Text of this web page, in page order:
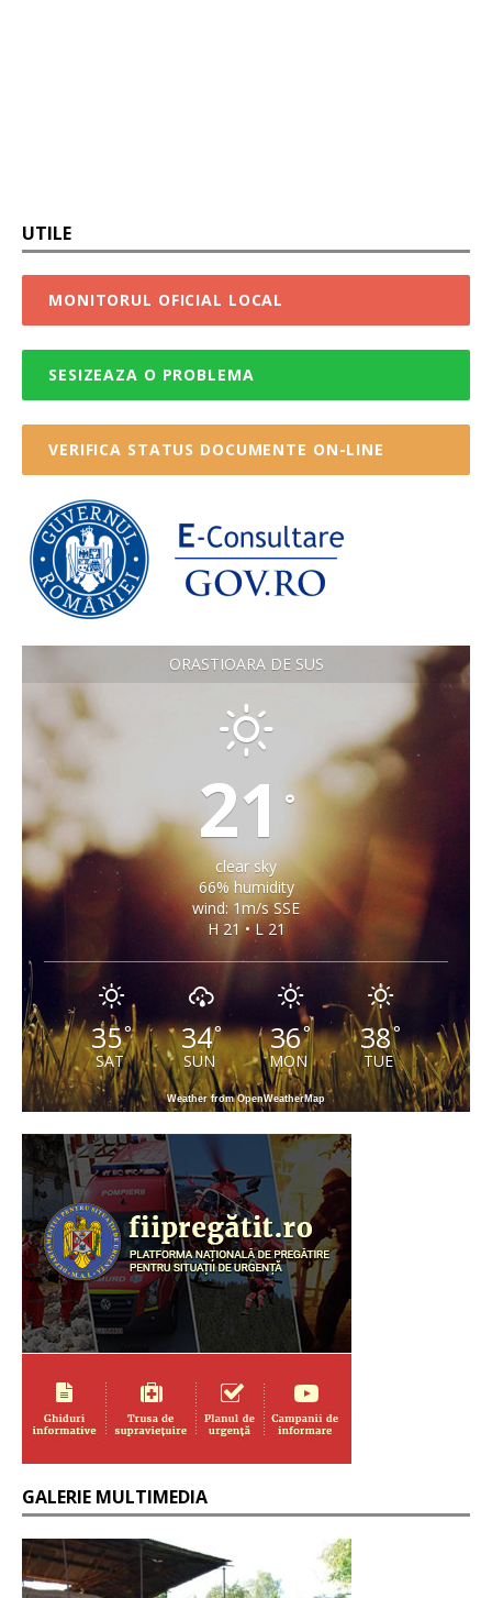
UTILE
MONITORUL OFICIAL LOCAL
SESIZEAZA O PROBLEMA
VERIFICA STATUS DOCUMENTE ON-LINE
ORASTIOARA DE SUS
21 °
clear sky
66% humidity
wind: 1m/s SSE
H 21 • L 21
35°
SAT
34°
SUN
36°
MON
38°
TUE
Weather from OpenWeatherMap
GALERIE MULTIMEDIA